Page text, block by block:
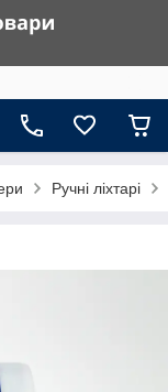
Ручні ліхтарі